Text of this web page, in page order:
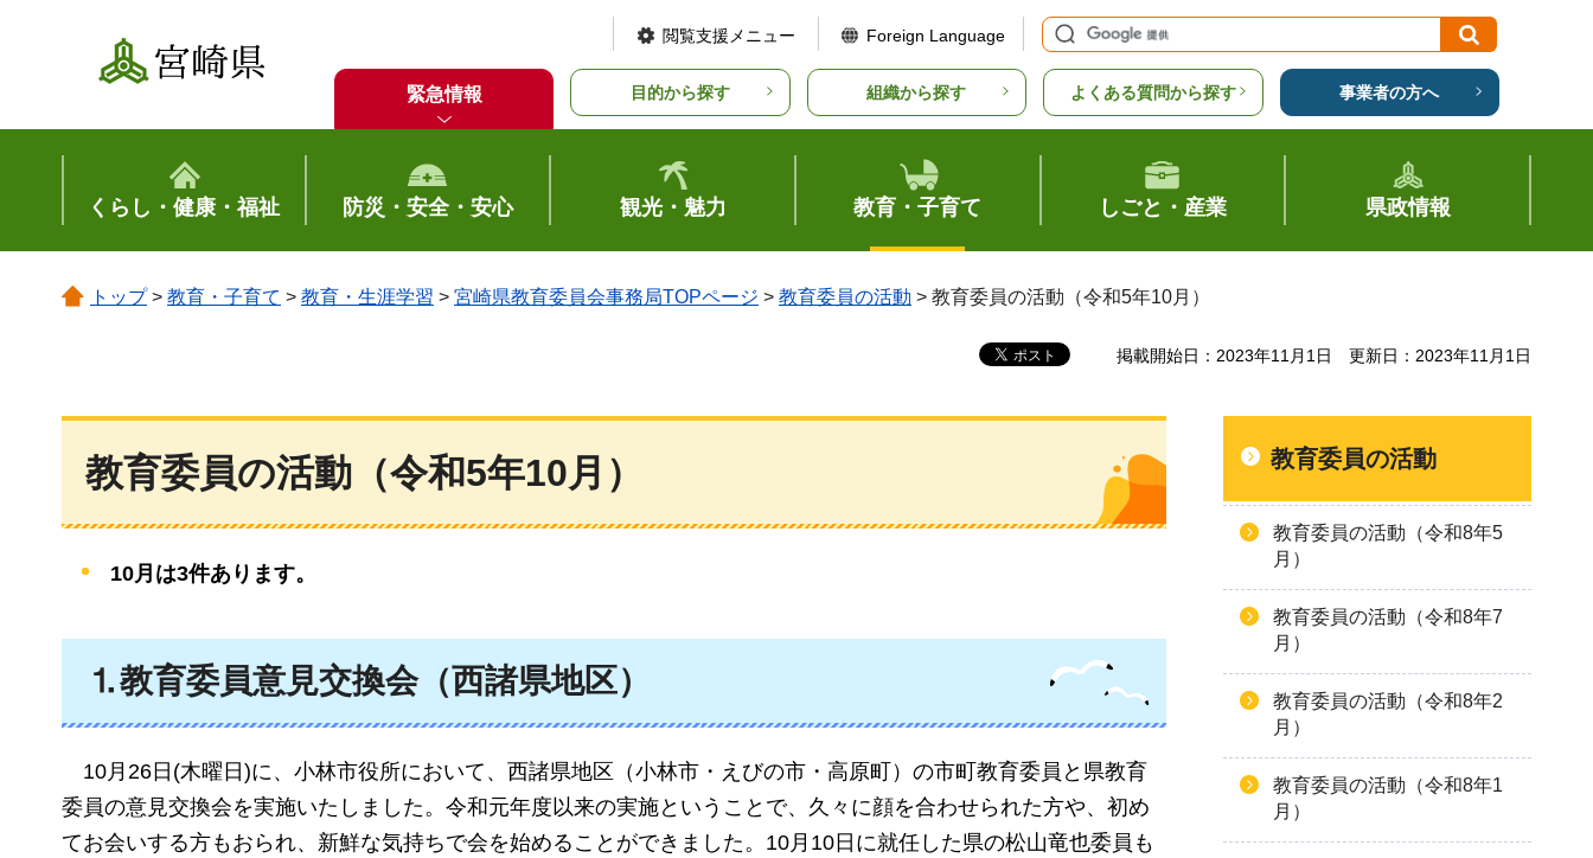
宮崎県
閲覧支援メニュー Foreign Language
緊急情報 目的から探す 組織から探す よくある質問から探す 事業者の方へ
くらし・健康・福祉 防災・安全・安心 観光・魅力 教育・子育て しごと・産業 県政情報
トップ> 教育・子育て > 教育・生涯学習 > 宮崎県教育委員会事務局TOPページ > 教育委員の活動 > 教育委員の活動（令和5年10月）
掲載開始日：2023年11月1日 更新日：2023年11月1日
教育委員の活動（令和5年10月）
10月は3件あります。
⒈教育委員意見交換会（西諸県地区）
10月26日(木曜日)に、小林市役所において、西諸県地区（小林市・えびの市・高原町）の市町教育委員と県教育
委員の意見交換会を実施いたしました。令和元年度以来の実施ということで、久々に顔を合わせられた方や、初め
てお会いする方もおられ、新鮮な気持ちで会を始めることができました。10月10日に就任した県の松山竜也委員も
教育委員の活動
教育委員の活動（令和8年5
月）
教育委員の活動（令和8年7
月）
教育委員の活動（令和8年2
月）
教育委員の活動（令和8年1
月）